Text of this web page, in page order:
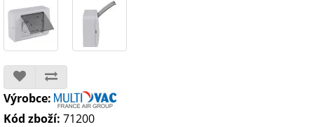
Výrobce:
Kód zboží: 71200